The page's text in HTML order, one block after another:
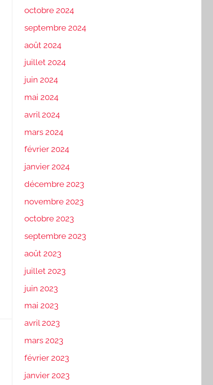
octobre 2024
septembre 2024
août 2024
juillet 2024
juin 2024
mai 2024
avril 2024
mars 2024
février 2024
janvier 2024
décembre 2023
novembre 2023
octobre 2023
septembre 2023
août 2023
juillet 2023
juin 2023
mai 2023
avril 2023
mars 2023
février 2023
janvier 2023